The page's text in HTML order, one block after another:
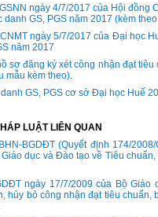
ngày 4/7/2017 của Hội đồng
GS, PGS năm 2017 (kèm
ngày 5/7/2017 của Đại học
năm 2017
sơ đăng ký xét công nhận đạt
mẫu kèm theo).
GS, PGS cơ sở Đại học Huế
LUẬT LIÊN QUAN
BGDĐT (Quyết định 174/
dục và Đào tạo về Tiêu
ngày 17/7/2009 của Bộ
hủy bỏ công nhận đạt tiêu